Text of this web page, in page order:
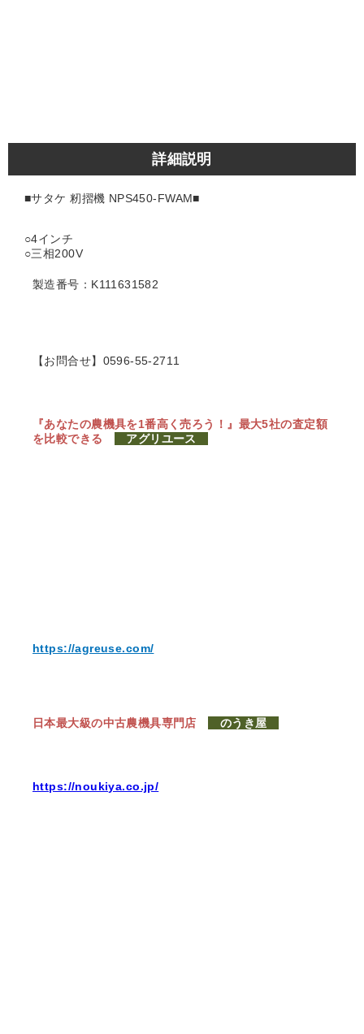
詳細説明
■サタケ 籾摺機 NPS450-FWAM■
○4インチ
○三相200V
製造番号：K111631582
【お問合せ】0596-55-2711
『あなたの農機具を1番高く売ろう！』 最大5社の査定額
を比較できる
アグリユース
https://agreuse.com/
日本最大級の中古農機具専門店 のうき屋
https://noukiya.co.jp/